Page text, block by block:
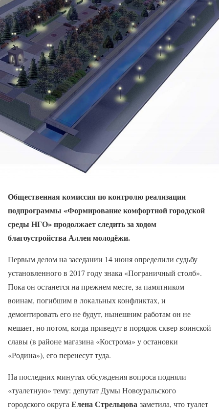
Общественная комиссия по контролю реализации
подпрограммы «Формирование комфортной городской
среды НГО» продолжает следить за ходом
благоустройства Аллеи молодёжи.
Первым делом на заседании 14 июня определили судьбу
установленного в 2017 году знака «Пограничный столб».
Пока он останется на прежнем месте, за памятником
воинам, погибшим в локальных конфликтах, и
демонтировать его не будут, нынешним работам он не
мешает, но потом, когда приведут в порядок сквер воинской
славы (в районе магазина «Кострома» у остановки
«Родина»), его перенесут туда.
На последних минутах обсуждения вопроса подняли
«туалетную» тему: депутат Думы Новоуральского
городского округа Елена Стрельцова заметила, что туалет